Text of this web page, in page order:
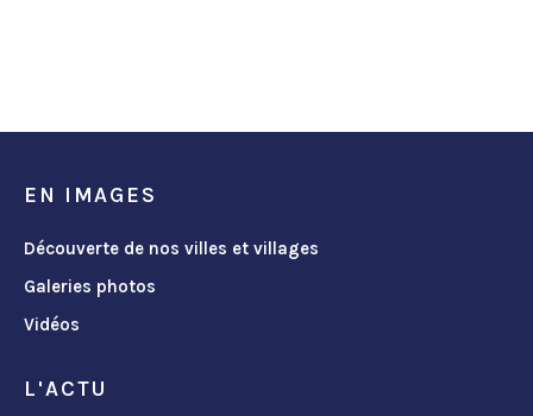
EN IMAGES
Découverte de nos villes et villages
Galeries photos
Vidéos
L'ACTU